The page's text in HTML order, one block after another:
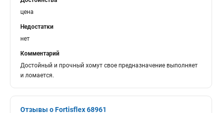
цена
Недостатки
нет
Комментарий
Достойный и прочный хомут свое предназначение выполняет
и ломается.
Отзывы о Fortisflex 68961